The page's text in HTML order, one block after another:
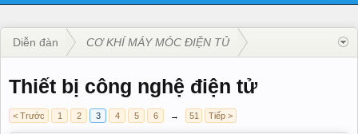
Diễn đàn CƠ KHÍ MÁY MÓC ĐIỆN TỬ
Thiết bị công nghệ điện tử
< Trước 1 2 3 4 5 6 → 51 Tiếp >